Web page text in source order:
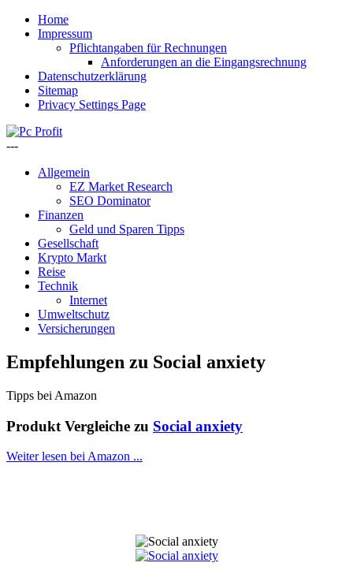
Home
Impressum
Pflichtangaben für Rechnungen
Anforderungen an die Eingangsrechnung
Datenschutzerklärung
Sitemap
Privacy Settings Page
---
Allgemein
EZ Market Research
SEO Dominator
Finanzen
Geld und Sparen Tipps
Gesellschaft
Krypto Markt
Reise
Technik
Internet
Umweltschutz
Versicherungen
Empfehlungen zu Social anxiety
Tipps bei Amazon
Produkt Vergleiche zu Social anxiety
Weiter lesen bei Amazon ...